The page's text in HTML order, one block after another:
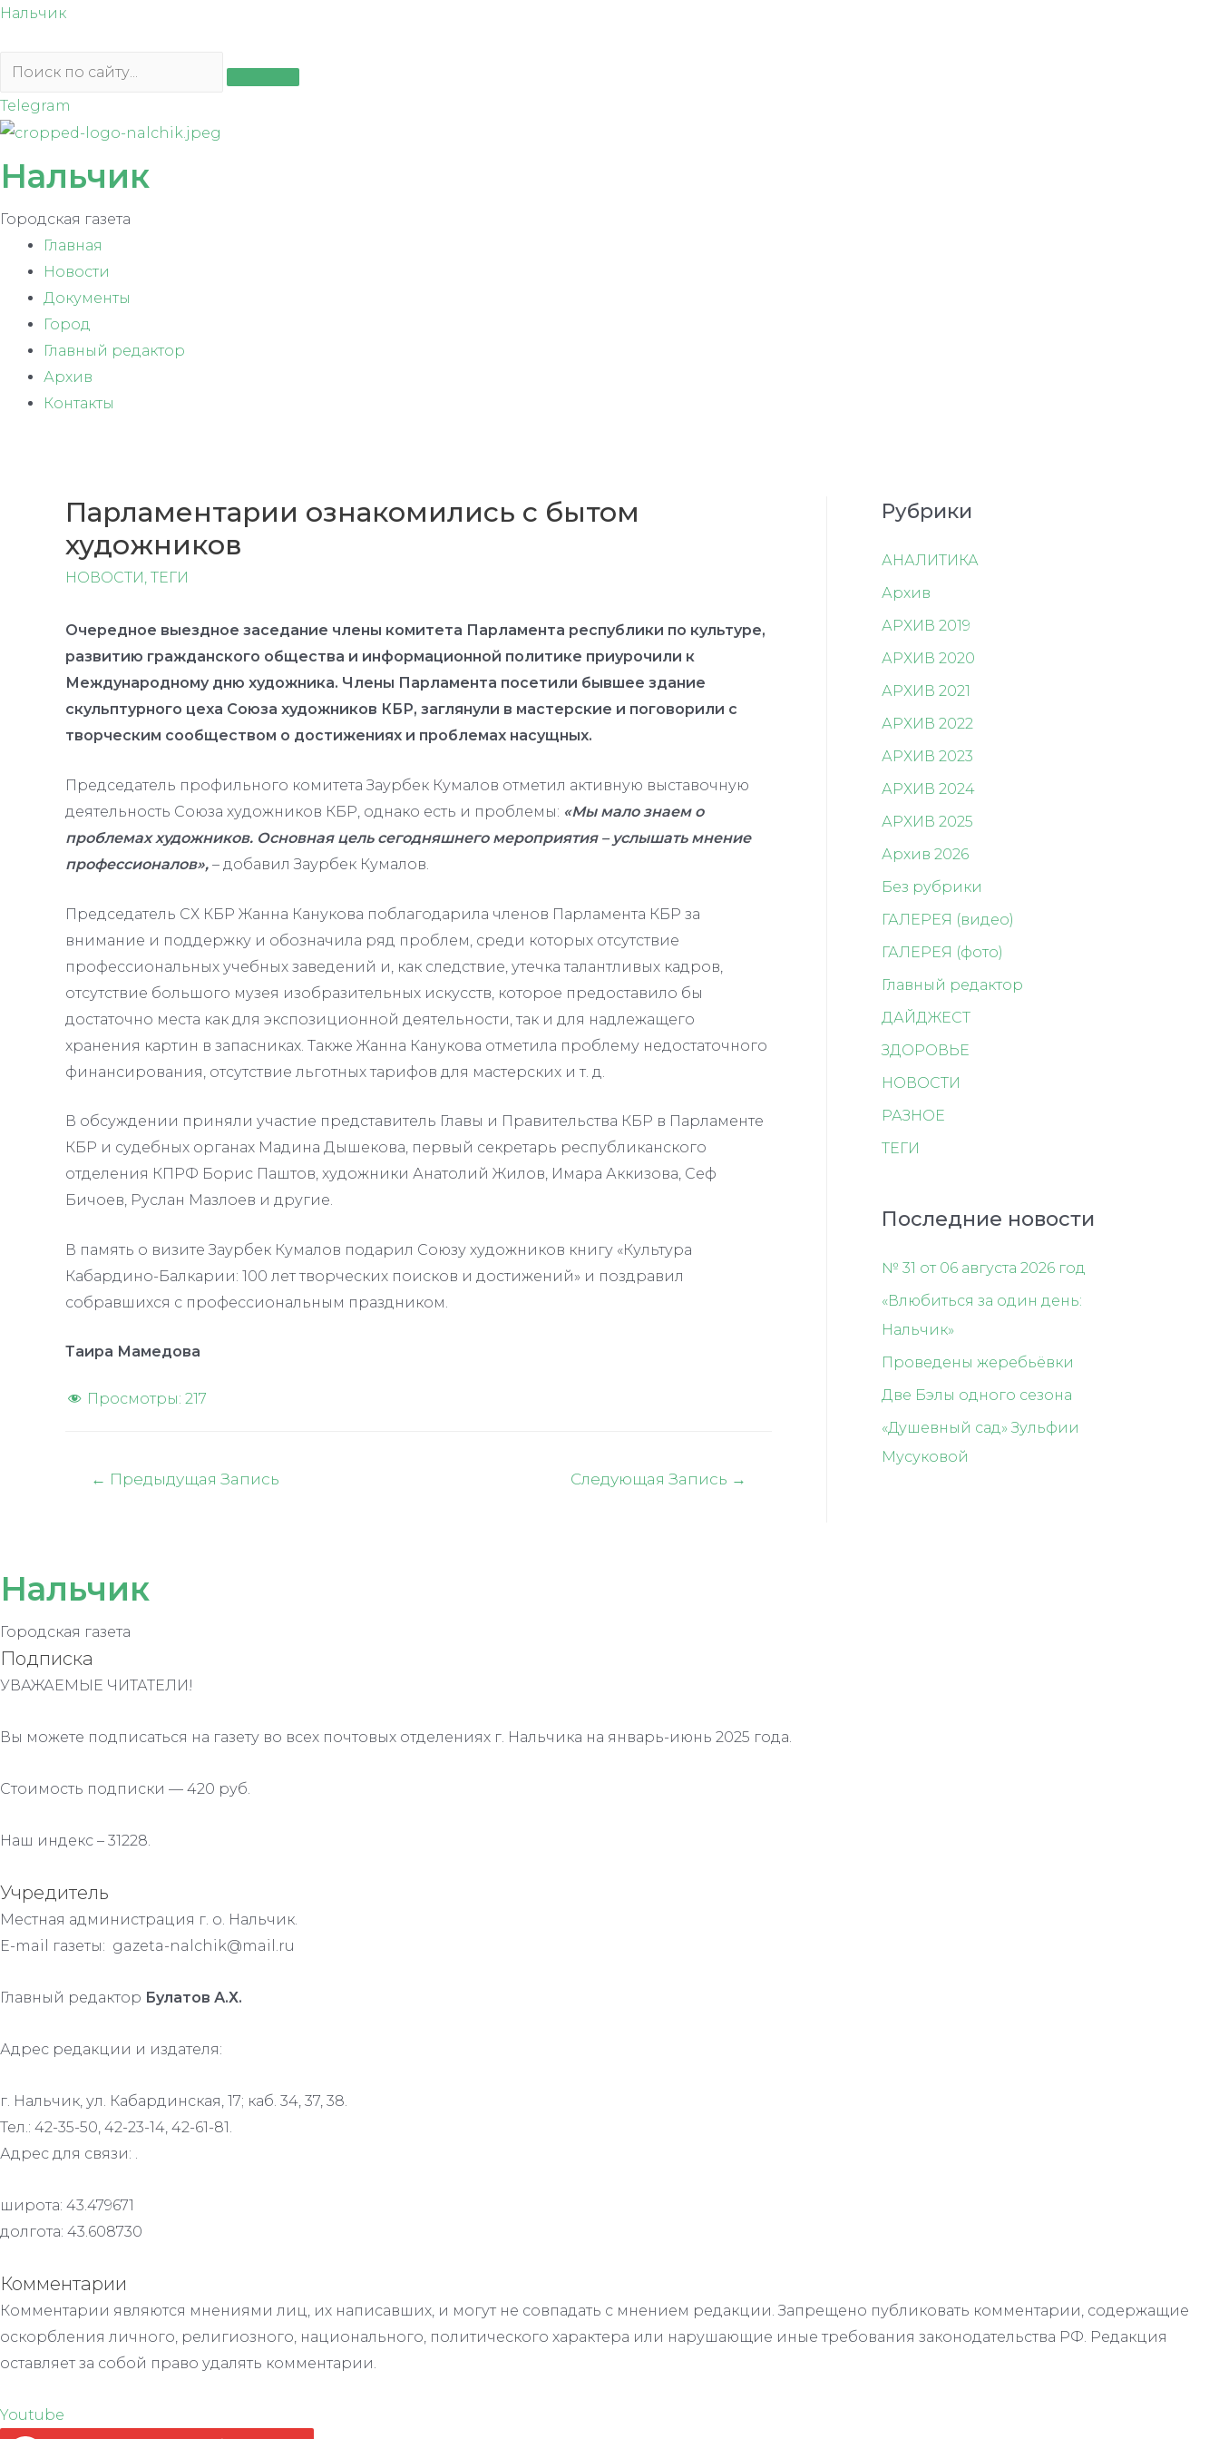
Перейти
содержимому
Нальчик
Telegram
Нальчик
Городская газета
Главная
Новости
Документы
Город
Главный редактор
Архив
Контакты
Парламентарии ознакомились с бытом
художников
НОВОСТИ , ТЕГИ
Очередное выездное заседание члены комитета Парламента республики по культуре,
развитию гражданского общества и информационной политике приурочили к
Международному дню художника. Члены Парламента посетили бывшее здание
скульптурного цеха Союза художников КБР, заглянули в мастерские и поговорили с
творческим сообществом о достижениях и проблемах насущных.
Председатель профильного комитета Заурбек Кумалов отметил активную выставочную
деятельность Союза художников КБР, однако есть и проблемы: «Мы мало знаем о
проблемах художников. Основная цель сегодняшнего мероприятия – услышать мнение
профессионалов», – добавил Заурбек Кумалов.
Председатель СХ КБР Жанна Канукова поблагодарила членов Парламента КБР за
внимание и поддержку и обозначила ряд проблем, среди которых отсутствие
профессиональных учебных заведений и, как следствие, утечка талантливых кадров,
отсутствие большого музея изобразительных искусств, которое предоставило бы
достаточно места как для экспозиционной деятельности, так и для надлежащего
хранения картин в запасниках. Также Жанна Канукова отметила проблему недостаточного
финансирования, отсутствие льготных тарифов для мастерских и т. д.
В обсуждении приняли участие представитель Главы и Правительства КБР в Парламенте
КБР и судебных органах Мадина Дышекова, первый секретарь республиканского
отделения КПРФ Борис Паштов, художники Анатолий Жилов, Имара Аккизова, Сеф
Бичоев, Руслан Мазлоев и другие.
В память о визите Заурбек Кумалов подарил Союзу художников книгу «Культура
Кабардино-Балкарии: 100 лет творческих поисков и достижений» и поздравил
собравшихся с профессиональным праздником.
Таира Мамедова
Просмотры: 217
Навигация
← Предыдущая Запись Следующая Запись →
Рубрики
АНАЛИТИКА
Архив
АРХИВ 2019
АРХИВ 2020
АРХИВ 2021
АРХИВ 2022
АРХИВ 2023
АРХИВ 2024
АРХИВ 2025
Архив 2026
Без рубрики
ГАЛЕРЕЯ (видео)
ГАЛЕРЕЯ (фото)
Главный редактор
ДАЙДЖЕСТ
ЗДОРОВЬЕ
НОВОСТИ
РАЗНОЕ
ТЕГИ
Последние новости
№ 31 от 06 августа 2026 год
«Влюбиться за один день:
Нальчик»
Проведены жеребьёвки
Две Бэлы одного сезона
«Душевный сад» Зульфии
Мусуковой
Нальчик
Городская газета
Подписка
УВАЖАЕМЫЕ ЧИТАТЕЛИ!
Вы можете подписаться на газету во всех почтовых отделениях г. Нальчика на январь-июнь 2025 года.
Стоимость подписки — 420 руб.
Наш индекс – 31228.
Учредитель
Местная администрация г. о. Нальчик.
E-mail газеты: gazeta-nalchik@mail.ru
Главный редактор Булатов А.Х.
Адрес редакции и издателя:
г. Нальчик, ул. Кабардинская, 17; каб. 34, 37, 38.
Тел.: 42-35-50, 42-23-14, 42-61-81.
Адрес для связи: .
широта: 43.479671
долгота: 43.608730
Комментарии
Комментарии являются мнениями лиц, их написавших, и могут не совпадать с мнением редакции. Запрещено публиковать комментарии, содержащие
оскорбления личного, религиозного, национального, политического характера или нарушающие иные требования законодательства РФ. Редакция
оставляет за собой право удалять комментарии.
Youtube